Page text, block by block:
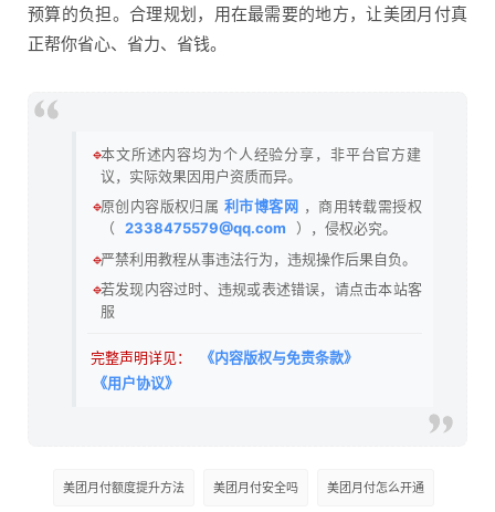
预算的负担。合理规划，用在最需要的地方，让美团月付真
正帮你省心、省力、省钱。
🔹本文所述内容均为个人经验分享，非平台官方建
议，实际效果因用户资质而异。
🔹原创内容版权归属 利市博客网 ，商用转载需授权
（
2338475579@qq.com
），侵权必究。
🔹严禁利用教程从事违法行为，违规操作后果自负。
🔹若发现内容过时、违规或表述错误，请点击本站客
服
完整声明详见：
《内容版权与免责条款》
《用户协议》
美团月付额度提升方法 美团月付安全吗 美团月付怎么开通